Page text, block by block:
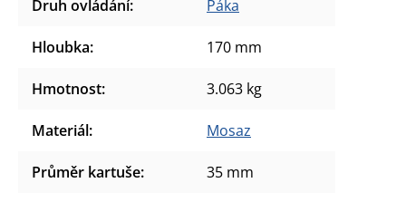
Druh ovládání: Páka
Hloubka: 170 mm
Hmotnost: 3.063 kg
Materiál: Mosaz
Průměr kartuše: 35 mm